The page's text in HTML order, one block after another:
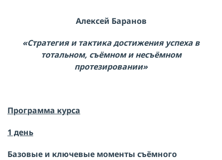
Алексей Баранов
«Стратегия и тактика достижения успеха в
тотальном, съёмном и несъёмном
протезировании»
Программа курса
1 день
Базовые и ключевые моменты съёмного